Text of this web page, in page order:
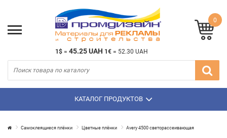
1$ = 45.25 UAH 1€ = 52.30 UAH
0
КАТАЛОГ ПРОДУКТОВ
Самоклеящиеся плёнки Цветные плёнки Avery 4500 светорассеивающая